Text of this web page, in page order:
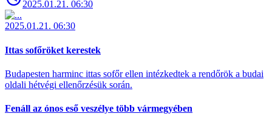
2025.01.21. 06:30
2025.01.21. 06:30
Ittas sofőröket kerestek
Budapesten harminc ittas sofőr ellen intézkedtek a rendőrök a budai
oldali hétvégi ellenőrzésük során.
Fenáll az ónos eső veszélye több vármegyében